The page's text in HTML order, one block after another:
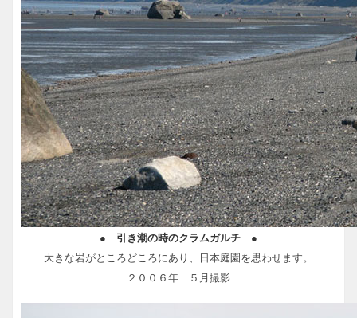
● 引き潮の時のクラムガルチ ●
大きな岩がところどころにあり、日本庭園を思わせます。
２００６年 ５月撮影